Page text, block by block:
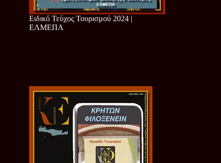
Ειδικό Τεύχος Τουρισμού 2024 |
ΕΛΜΕΠΑ